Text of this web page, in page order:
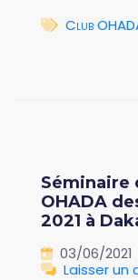
Club
Séminaire
OHADA
2021 à
03/06/2021
Laisser